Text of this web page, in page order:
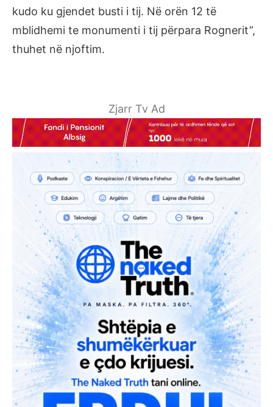
kudo ku gjendet busti i tij. Në orën 12 të
mblidhemi te monumenti i tij përpara Rognerit”,
thuhet në njoftim.
Zjarr Tv Ad